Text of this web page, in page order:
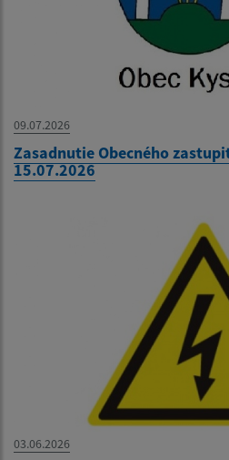
09.07.2026
Zasadnutie Obecného
15.07.2026
03.06.2026